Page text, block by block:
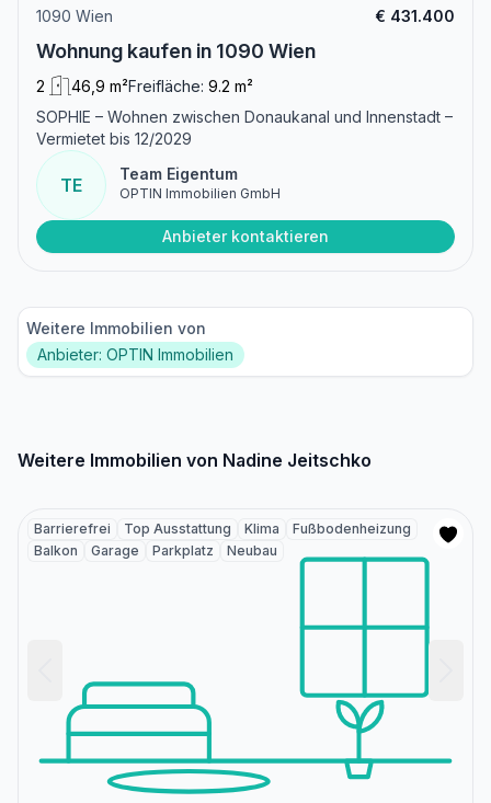
1090 Wien € 431.400
Wohnung kaufen in 1090 Wien
2 46,9 m²Freifläche: 9.2 m²
SOPHIE – Wohnen zwischen Donaukanal und Innenstadt –
Vermietet bis 12/2029
TE
Team Eigentum
OPTIN Immobilien GmbH
Anbieter kontaktieren
Weitere Immobilien von
Anbieter: OPTIN Immobilien
Weitere Immobilien von Nadine Jeitschko
Barrierefrei Top Ausstattung Klima
Fußbodenheizung
Balkon
Garage Parkplatz Neubau